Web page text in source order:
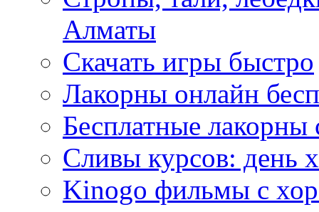
Алматы
Скачать игры быстро
Лакорны онлайн
Бесплатные лакорны
Сливы курсов: день
Kinogo фильмы с